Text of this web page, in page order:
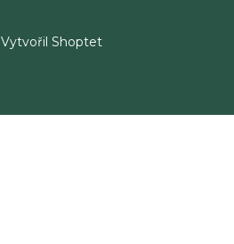
Vytvořil Shoptet